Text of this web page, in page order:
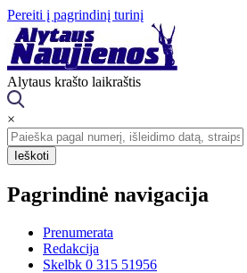
Pereiti į pagrindinį turinį
Alytaus krašto laikraštis
×
Pagrindinė navigacija
Prenumerata
Redakcija
Skelbk 0 315 51956